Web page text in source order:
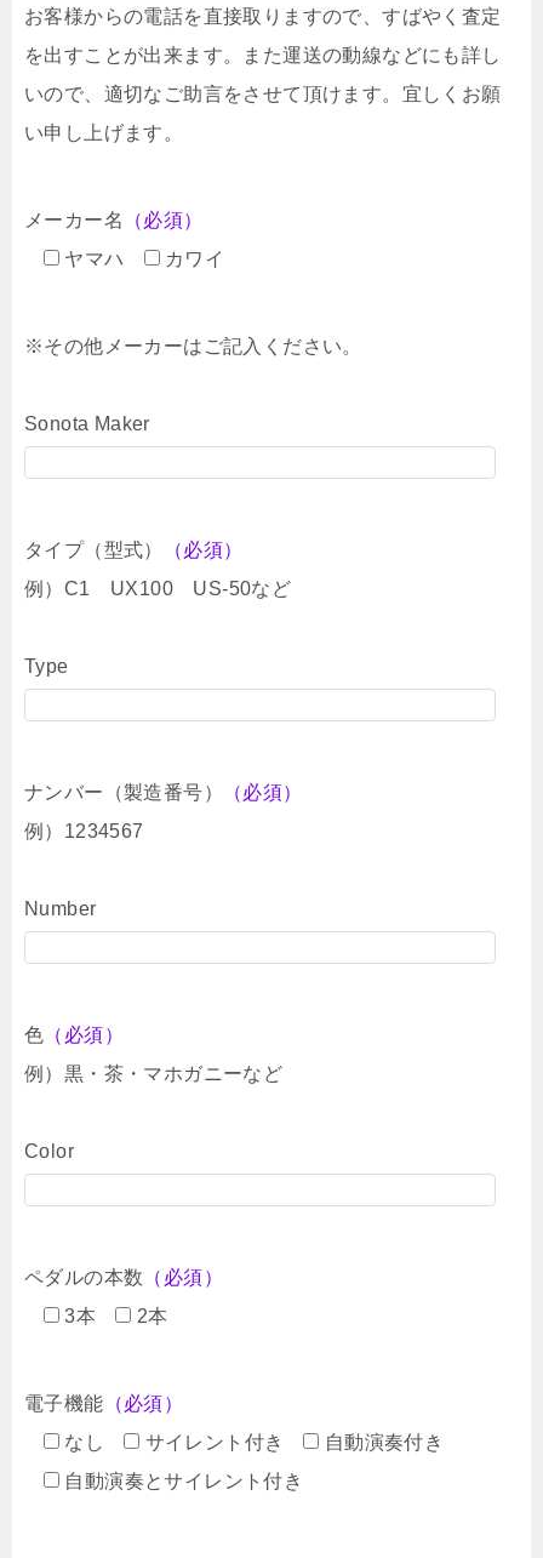
お客様からの電話を直接取りますので、すばやく査定
を出すことが出来ます。また運送の動線などにも詳し
いので、適切なご助言をさせて頂けます。宜しくお願
い申し上げます。
メーカー名
（必須）
ヤマハ
カワイ
※その他メーカーはご記入ください。
Sonota Maker
タイプ（型式）
（必須）
例）C1 UX100 US-50など
Type
ナンバー（製造番号）
（必須）
例）1234567
Number
色 （必須）
例）黒・茶・マホガニーなど
Color
ペダルの本数 （必須）
3本
2本
電子機能 （必須）
なし
サイレント付き
自動演奏付き
自動演奏とサイレント付き